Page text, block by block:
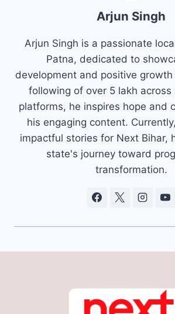
Arjun Singh
Arjun Singh is a passionate
Patna, dedicated to
development and positive growth
following of over 5 lakh across
platforms, he inspires hope and
his engaging content.
impactful stories for Next Bihar,
state's journey toward
transformation.